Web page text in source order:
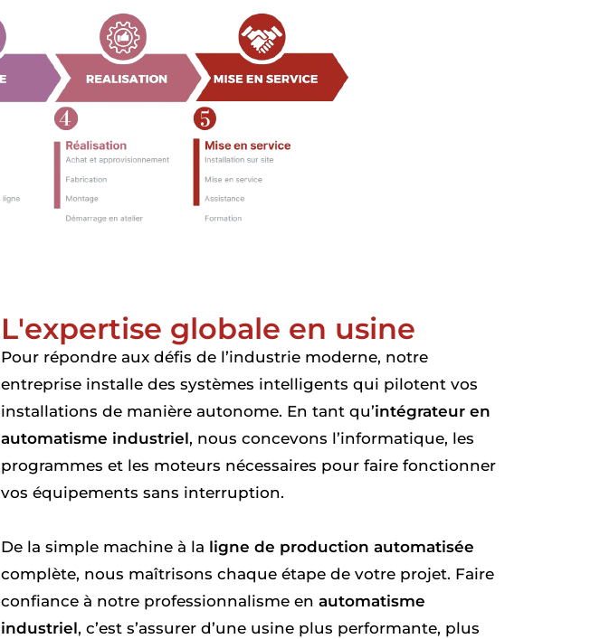
L'expertise globale en usine
Pour répondre aux défis de l’industrie moderne, notre
entreprise installe des systèmes intelligents qui pilotent vos
installations de manière autonome. En tant qu’intégrateur en
automatisme industriel, nous concevons l’informatique, les
programmes et les moteurs nécessaires pour faire fonctionner
vos équipements sans interruption.
De la simple machine à la ligne de production automatisée
complète, nous maîtrisons chaque étape de votre projet. Faire
confiance à notre professionnalisme en automatisme
industriel, c’est s’assurer d’une usine plus performante, plus